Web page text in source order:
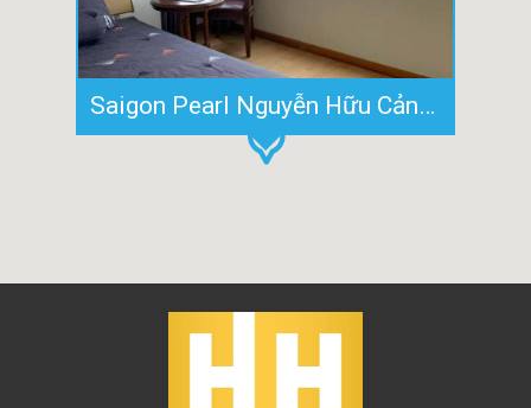
Saigon Pearl Nguyễn Hữu Cảnh cho thuê giá rẻ căn hộ 89m2 tòa Topaz 1